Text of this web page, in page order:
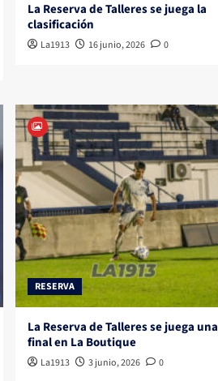
La Reserva de Talleres se juega la
clasificación
La1913 16 junio, 2026 0
RESERVA
La Reserva de Talleres se juega una
final en La Boutique
La1913 3 junio, 2026 0